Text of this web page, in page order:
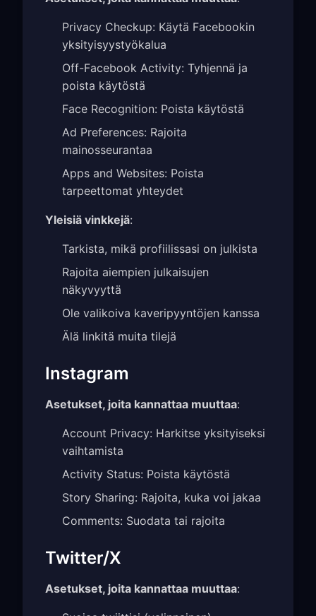
Privacy Checkup: Käytä Facebookin
yksityisyystyökalua
Off-Facebook Activity: Tyhjennä ja
poista käytöstä
Face Recognition: Poista käytöstä
Ad Preferences: Rajoita
mainosseurantaa
Apps and Websites: Poista
tarpeettomat yhteydet
Yleisiä vinkkejä:
Tarkista, mikä profiilissasi on julkista
Rajoita aiempien julkaisujen
näkyvyyttä
Ole valikoiva kaveripyyntöjen kanssa
Älä linkitä muita tilejä
Instagram
Asetukset, joita kannattaa muuttaa:
Account Privacy: Harkitse yksityiseksi
vaihtamista
Activity Status: Poista käytöstä
Story Sharing: Rajoita, kuka voi jakaa
Comments: Suodata tai rajoita
Twitter/X
Asetukset, joita kannattaa muuttaa: